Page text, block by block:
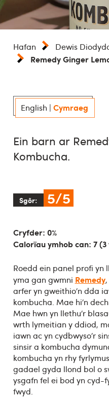
Hafan
Dewis
Remedy Ginger
English | Cymraeg
Ein barn ar
Kombucha.
Sgôr: 5/5
Cryfder: 0%
Calorïau ymhob can: 7 (3
Roedd ein panel profi yn
yma gan gwmni Remedy
arfer yn gweithio’n dda
kombucha. Mae hi’n
Mae hwn yn llethu’r
wrth lymeitian y ddiod,
iawn ac yn cydbwyso’r
sinsir a kombucha
kombucha yn rhy
gadael gyda llond bol o
ysgafn fel ei bod yn cyd-
fwyd.